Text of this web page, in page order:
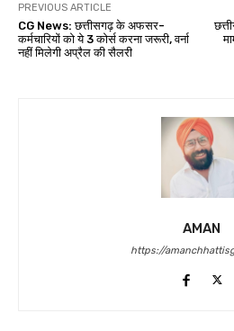
PREVIOUS ARTICLE
CG News: छत्तीसगढ़ के अफसर-
कर्मचारियों को ये 3 कोर्स करना जरूरी, वर्ना
नहीं मिलेगी अप्रैल की सैलरी
AMAN
https://